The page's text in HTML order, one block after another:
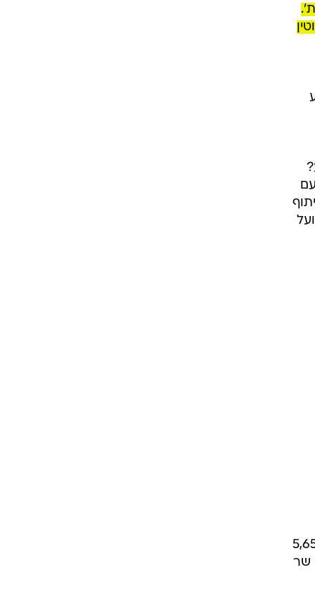
ובצרפת חל הגידול היחסי הגבוה ביותר - עם נתון של 5,657
שר